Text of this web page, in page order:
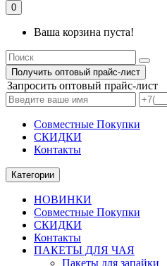
0
Ваша корзина пуста!
Получить оптовый прайс-лист
Запросить оптовый прайс-лист
Совместные Покупки
СКИДКИ
Контакты
Категории
НОВИНКИ
Совместные Покупки
СКИДКИ
Контакты
ПАКЕТЫ ДЛЯ ЧАЯ
Пакеты для запайки